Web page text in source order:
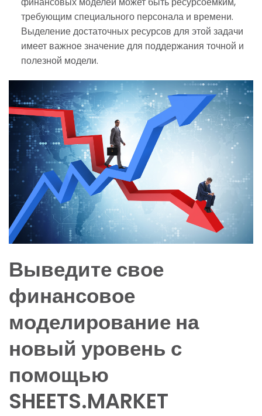
требующим специального персонала и времени.
Выделение достаточных ресурсов для этой задачи
имеет важное значение для поддержания точной и
полезной модели.
Выведите свое
финансовое
моделирование на
новый уровень с
помощью
SHEETS.MARKET